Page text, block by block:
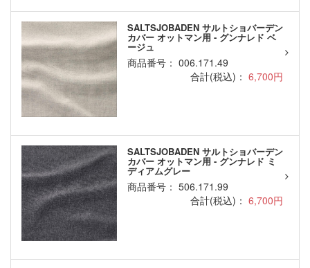
SALTSJOBADEN サルトショバーデン
カバー オットマン用 - グンナレド ベ
ージュ
商品番号： 006.171.49
合計(税込)： 6,700円
SALTSJOBADEN サルトショバーデン
カバー オットマン用 - グンナレド ミ
ディアムグレー
商品番号： 506.171.99
合計(税込)： 6,700円